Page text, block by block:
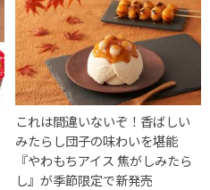
これは間違いないぞ！香ばしい
みたらし団子の味わいを堪能
『やわもちアイス 焦がしみたら
し』が季節限定で新発売